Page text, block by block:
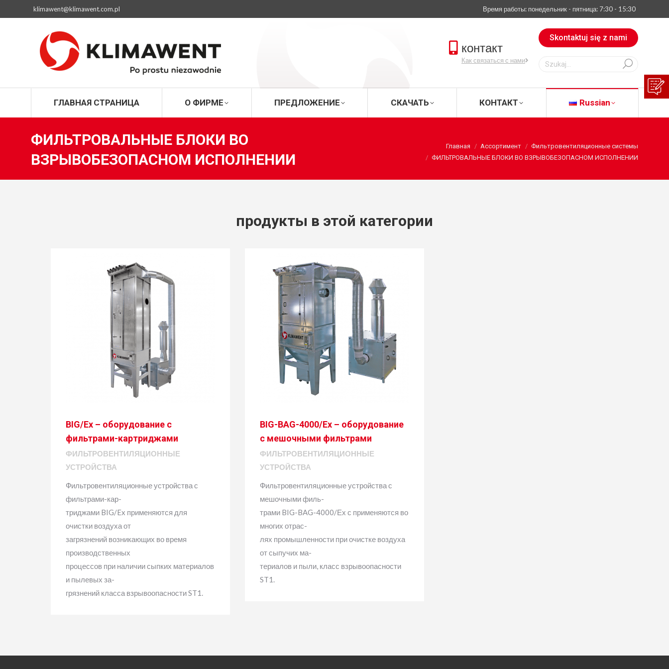
klimawent@klimawent.com.pl Время работы: понедельник - пятница: 7:30 - 15:30
контакт
Как связаться с нами
Skontaktuj się z nami
ГЛАВНАЯ СТРАНИЦА О ФИРМЕ ПРЕДЛОЖЕНИЕ СКАЧАТЬ КОНТАКТ Russian
ФИЛЬТРОВАЛЬНЫЕ БЛОКИ ВО
ВЗРЫВОБЕЗОПАСНОМ ИСПОЛНЕНИИ
Главная Ассортимент
Фильтровентиляционные системы
ФИЛЬТРОВАЛЬНЫЕ БЛОКИ ВО ВЗРЫВОБЕЗОПАСНОМ ИСПОЛНЕНИИ
продукты в этой категории
BIG/Ex – оборудование с
фильтрами-картриджами
ФИЛЬТРОВЕНТИЛЯЦИОННЫЕ
УСТРОЙСТВА
Фильтровентиляционные устройства с
фильтрами-кар-
триджами BIG/Ex применяются для
очистки воздуха от
загрязнений возникающих во время
производственных
процессов при наличии сыпких материалов
и пылевых за-
грязнений класса взрывоопасности ST1.
BIG-BAG-4000/Ex – оборудование
с мешочными фильтрами
ФИЛЬТРОВЕНТИЛЯЦИОННЫЕ
УСТРОЙСТВА
Фильтровентиляционные устройства с
мешочными филь-
трами BIG-BAG-4000/Ех с применяются во
многих отрас-
лях промышленности при очистке воздуха
от сыпучих ма-
териалов и пыли, класс взрывоопасности
ST1.
КОНТАКТ Russian